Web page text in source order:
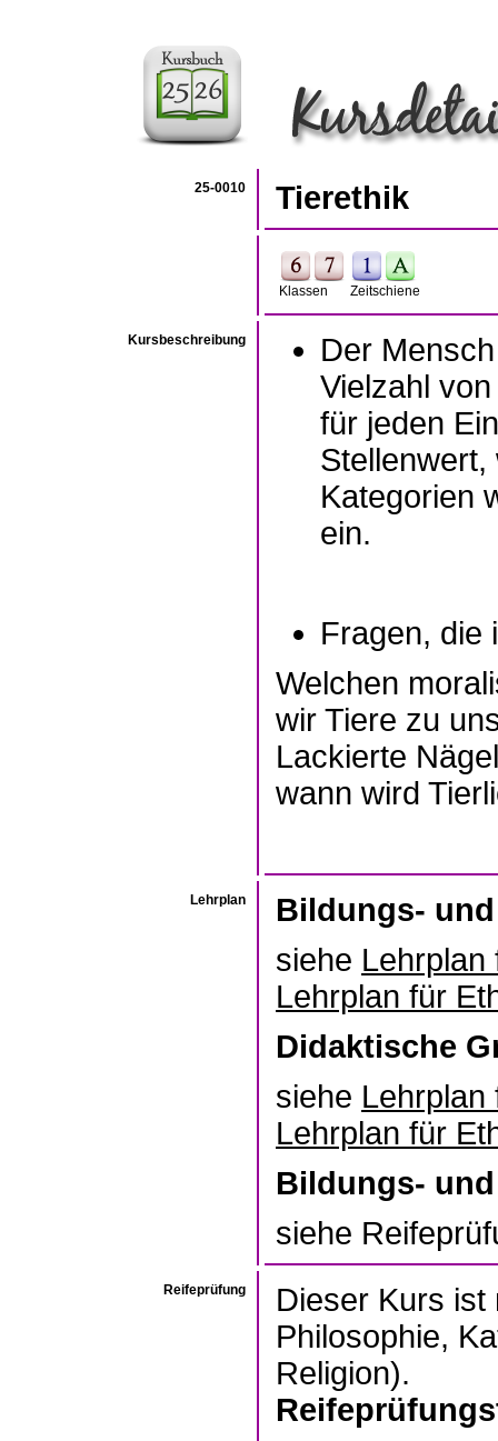
25-0010 Tierethik
Klassen Zeitschiene
Kursbeschreibung
Der
Vielzahl
für jeden
Kategorien
ein.
Fragen, die
Welchen
wir Tiere zu
Lackierte
wann wird
Lehrplan
Bildungs-
siehe Lehrplan
Lehrplan für
Didaktische
siehe Lehrplan
Lehrplan für
Bildungs-
siehe
Reifeprüfung
Dieser Kurs ist
Philosophie,
Religion).